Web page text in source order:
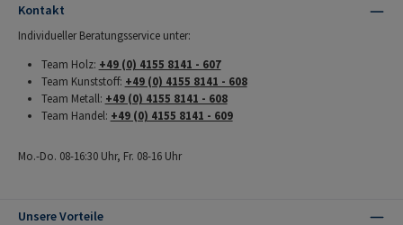
Kontakt
Individueller Beratungsservice unter:
Team Holz: +49 (0) 4155 8141 - 607
Team Kunststoff: +49 (0) 4155 8141 - 608
Team Metall: +49 (0) 4155 8141 - 608
Team Handel: +49 (0) 4155 8141 - 609
Mo.-Do. 08-16:30 Uhr, Fr. 08-16 Uhr
Unsere Vorteile